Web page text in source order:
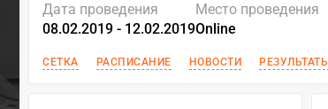
Дата проведения
08.02.2019 - 12.02.2019
Место проведения
Online
СЕТКА РАСПИСАНИЕ НОВОСТИ РЕЗУЛЬТАТЫ